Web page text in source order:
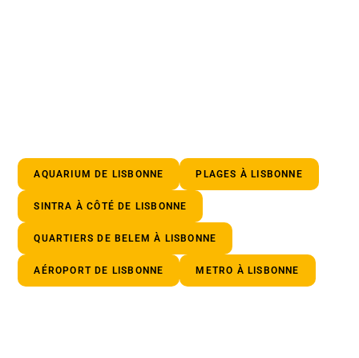
AQUARIUM DE LISBONNE PLAGES À LISBONNE
SINTRA À CÔTÉ DE LISBONNE
QUARTIERS DE BELEM À LISBONNE
AÉROPORT DE LISBONNE METRO À LISBONNE